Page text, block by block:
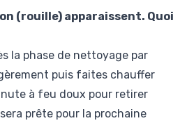
(rouille) apparaissent. Quoi
la phase de nettoyage par
puis faites chauffer
à feu doux pour retirer
prête pour la prochaine